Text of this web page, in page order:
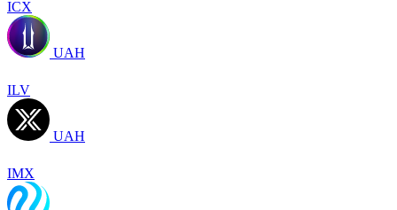
ICX
UAH
ILV
UAH
IMX